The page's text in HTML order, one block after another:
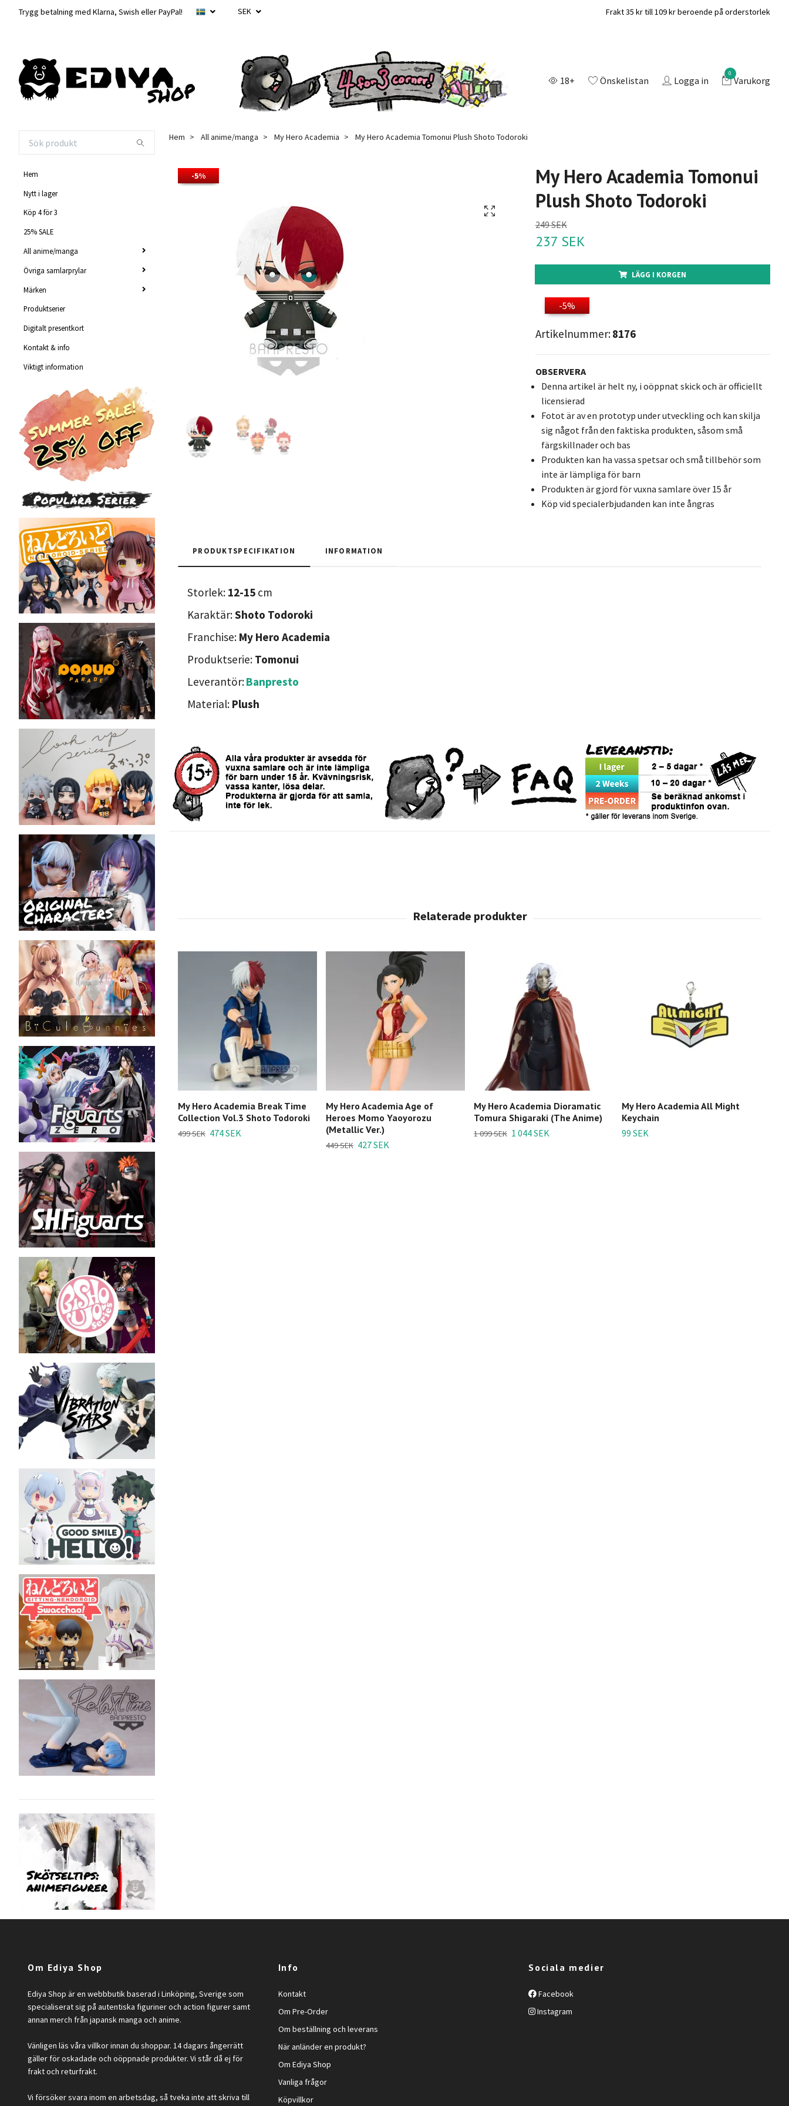
Trygg betalning med Klarna, Swish eller PayPal! SEK Frakt 35 kr till 109 kr beroende på orderstorlek
18+ Önskelistan Logga in
0
Varukorg
Hem
Nytt i lager
Köp 4 för 3
25% SALE
All anime/manga
Övriga samlarprylar
Märken
Produktserier
Digitalt presentkort
Kontakt & info
Viktigt information
Hem All anime/manga My Hero Academia My Hero Academia Tomonui Plush Shoto Todoroki
-5%
My Hero Academia Tomonui
Plush Shoto Todoroki
249 SEK
237 SEK
LÄGG I KORGEN
-5%
Artikelnummer:8176
OBSERVERA
Denna artikel är helt ny, i oöppnat skick och är officiellt
licensierad
Fotot är av en prototyp under utveckling och kan skilja
sig något från den faktiska produkten, såsom små
färgskillnader och bas
Produkten kan ha vassa spetsar och små tillbehör som
inte är lämpliga för barn
Produkten är gjord för vuxna samlare över 15 år
Köp vid specialerbjudanden kan inte ångras
PRODUKTSPECIFIKATION INFORMATION
Storlek: 12-15 cm
Karaktär:Shoto Todoroki
Franchise: My Hero Academia
Produktserie: Tomonui
Leverantör:Banpresto
Material: Plush
My Hero Academia Break Time
Collection Vol.3 Shoto Todoroki
499 SEK 474 SEK
My Hero Academia Age of
Heroes Momo Yaoyorozu
(Metallic Ver.)
449 SEK 427 SEK
My Hero Academia Dioramatic
Tomura Shigaraki (The Anime)
1 099 SEK 1 044 SEK
My Hero Academia All Might
Keychain
99 SEK
Om Ediya Shop
Ediya Shop är en webbbutik baserad i Linköping, Sverige som
specialiserat sig på autentiska figuriner och action figurer samt
annan merch från japansk manga och anime.
Vänligen läs våra villkor innan du shoppar. 14 dagars ångerrätt
gäller för oskadade och oöppnade produkter. Vi står då ej för
frakt och returfrakt.
Vi försöker svara inom en arbetsdag, så tveka inte att skriva till
Info
Kontakt
Om Pre-Order
Om beställning och leverans
När anländer en produkt?
Om Ediya Shop
Vanliga frågor
Köpvillkor
Sociala medier
Facebook
Instagram